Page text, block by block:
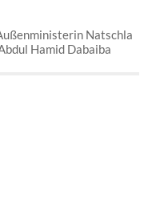
Natschla
Hamid Dabaiba